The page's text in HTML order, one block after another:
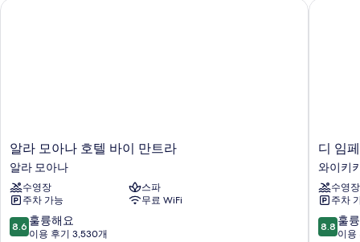
자
다
사
진
모
두
보
개,
19753426)
히
알
라
모
아
나
호
텔
알라 모아나 호텔 바이 만트라
알라 모아나
수영장
스파
주차 가능
무료 WiFi
10
점
8.6 훌륭해요
이용 후기 3,530개
알라 모아나 호텔 바이 만트라
디
임
페
리
얼
하
와
디 임
와이키
수영장
주차
10
점
8.8 훌
이용
디 임페